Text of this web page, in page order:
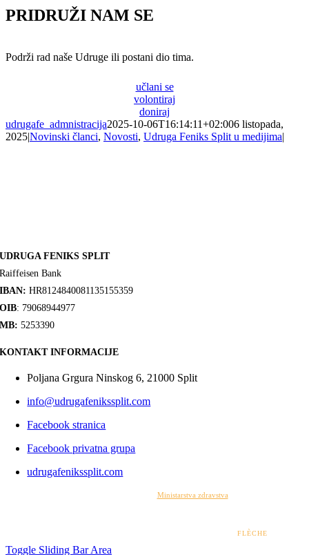
PRIDRUŽI NAM SE
Podrži rad naše Udruge ili postani dio tima.
učlani se
volontiraj
doniraj
udrugafe_admnistracija2025-10-06T16:14:11+02:006 listopada,
2025|Novinski članci, Novosti, Udruga Feniks Split u medijima|
UDRUGA FENIKS SPLIT
Raiffeisen Bank
IBAN: HR8124840081135155359
OIB: 79068944977
MB: 5253390
KONTAKT INFORMACIJE
Poljana Grgura Ninskog 6, 21000 Split
info@udrugafenikssplit.com
Facebook stranica
Facebook privatna grupa
udrugafenikssplit.com
Ministarstva zdravstva
FLÈCHE
Toggle Sliding Bar Area